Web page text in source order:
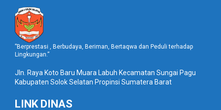
”Berprestasi , Berbudaya, Beriman, Bertaqwa dan Peduli terhadap
Lingkungan.”
Jln. Raya Koto Baru Muara Labuh Kecamatan Sungai Pagu
Kabupaten Solok Selatan Propinsi Sumatera Barat
LINK DINAS